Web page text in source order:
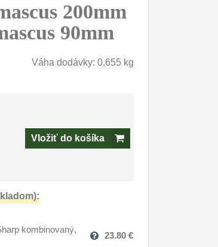
200mm
90mm
Váha dodávky: 0,655 kg
Vložiť do košíka
kombinovaný,
23.80 €